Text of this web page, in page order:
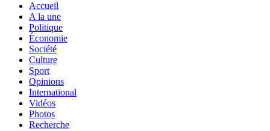
Accueil
A la une
Politique
Économie
Société
Culture
Sport
Opinions
International
Vidéos
Photos
Recherche